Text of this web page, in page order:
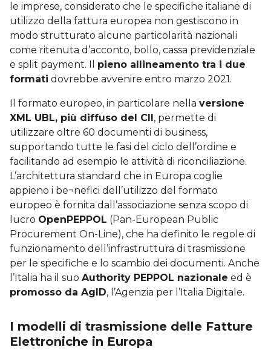
le imprese, considerato che le specifiche italiane di
utilizzo della fattura europea non gestiscono in
modo strutturato alcune particolarità nazionali
come ritenuta d’acconto, bollo, cassa previdenziale
e split payment. Il pieno allineamento tra i due
formati dovrebbe avvenire entro marzo 2021.
Il formato europeo, in particolare nella versione
XML UBL, più diffuso del CII , permette di
utilizzare oltre 60 documenti di business,
supportando tutte le fasi del ciclo dell’ordine e
facilitando ad esempio le attività di riconciliazione.
L’architettura standard che in Europa coglie
appieno i be¬nefici dell’utilizzo del formato
europeo è fornita dall’associazione senza scopo di
lucro OpenPEPPOL (Pan-European Public
Procurement On-Line), che ha definito le regole di
funzionamento dell’infrastruttura di trasmissione
per le specifiche e lo scambio dei documenti. Anche
l’Italia ha il suo Authority PEPPOL nazionale ed è
promosso da AgID, l’Agenzia per l’Italia Digitale.
I modelli di trasmissione delle Fatture
Elettroniche in Europa